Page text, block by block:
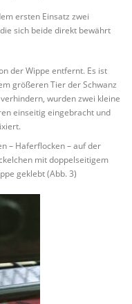
ersten Einsatz zwei
sich beide direkt bewährt
der Wippe entfernt. Es ist
größeren Tier der Schwanz
wurden zwei kleine
einseitig eingebracht und
– Haferflocken – auf der
mit doppelseitigem
geklebt (Abb. 3)